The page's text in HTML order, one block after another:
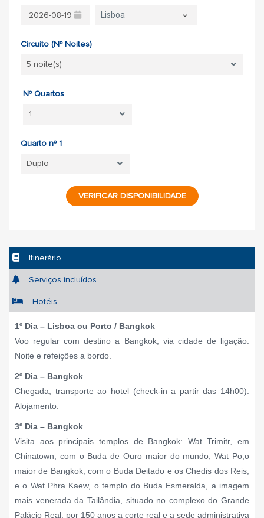
Lisboa
Circuito (Nº Noites)
Nº Quartos
Quarto nº 1
VERIFICAR DISPONIBILIDADE
Itinerário
Serviços incluídos
Hotéis
1º Dia – Lisboa ou Porto / Bangkok
Voo regular com destino a Bangkok, via cidade de ligação.
Noite e refeições a bordo.
2º Dia – Bangkok
Chegada, transporte ao hotel (check-in a partir das 14h00).
Alojamento.
3º Dia – Bangkok
Visita aos principais templos de Bangkok: Wat Trimitr, em
Chinatown, com o Buda de Ouro maior do mundo; Wat Po,o
maior de Bangkok, com o Buda Deitado e os Chedis dos Reis;
e o Wat Phra Kaew, o templo do Buda Esmeralda, a imagem
mais venerada da Tailândia, situado no complexo do Grande
Palácio Real, por 150 anos a corte real e a sede administrativa